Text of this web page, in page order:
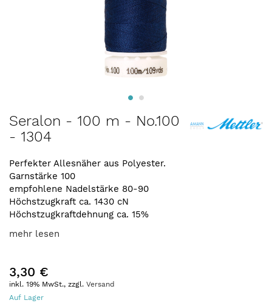
Anfang
der
springen
Seralon - 100 m - No.100
- 1304
Perfekter Allesnäher aus Polyester.
Garnstärke 100
empfohlene Nadelstärke 80-90
Höchstzugkraft ca. 1430 cN
Höchstzugkraftdehnung ca. 15%
mehr lesen
3,30 €
inkl. 19% MwSt., zzgl. Versand
Auf Lager